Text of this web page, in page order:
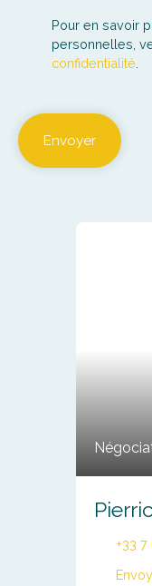
Pour en savoir
personnelles,
confidentialité.
Envoyer
+33